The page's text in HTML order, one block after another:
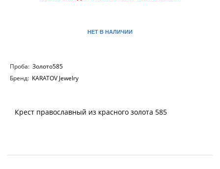
НЕТ В НАЛИЧИИ
Проба: Золото585
Бренд: KARATOV Jewelry
Крест православный из красного золота 585